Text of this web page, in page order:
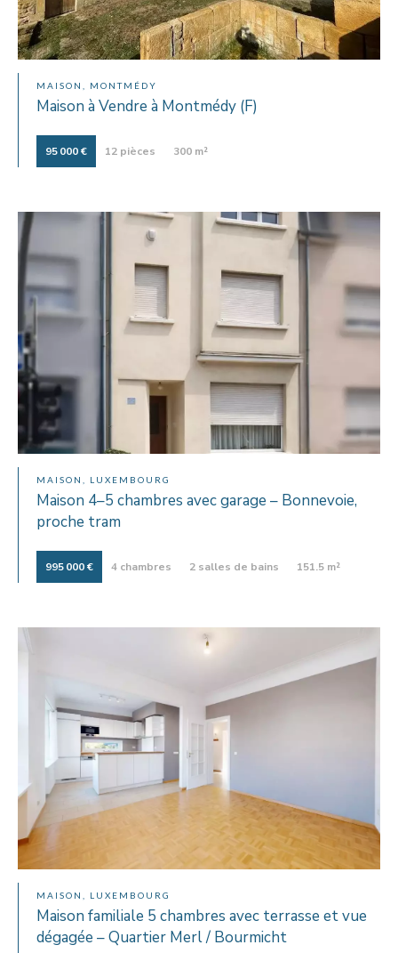
MAISON, MONTMÉDY
Maison à Vendre à Montmédy (F)
95 000 € 12 pièces 300 m²
MAISON, LUXEMBOURG
Maison 4–5 chambres avec garage – Bonnevoie,
proche tram
995 000 € 4 chambres 2 salles de bains 151.5 m²
MAISON, LUXEMBOURG
Maison familiale 5 chambres avec terrasse et vue
dégagée – Quartier Merl / Bourmicht